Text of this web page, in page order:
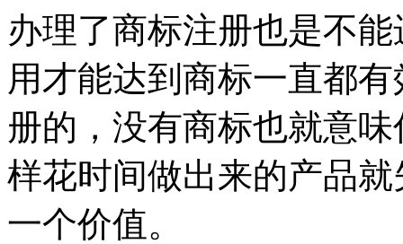
办理了商标注册也是不
用才能达到商标一直都
册的，没有商标也就意
样花时间做出来的产品
一个价值。